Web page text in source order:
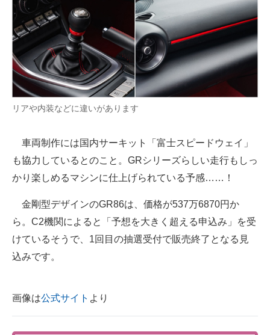
リアや内装などに違いがあります
車両制作には国内サーキット「富士スピードウェイ」
も協力しているとのこと。GRシリーズらしい走行もしっ
かり楽しめるマシンに仕上げられている予感……！
金剛型デザインのGR86は、価格が537万6870円か
ら。C2機関によると「予想を大きく超える申込み」を受
けているそうで、1回目の抽選受付で販売終了となる見
込みです。
画像は公式サイト より